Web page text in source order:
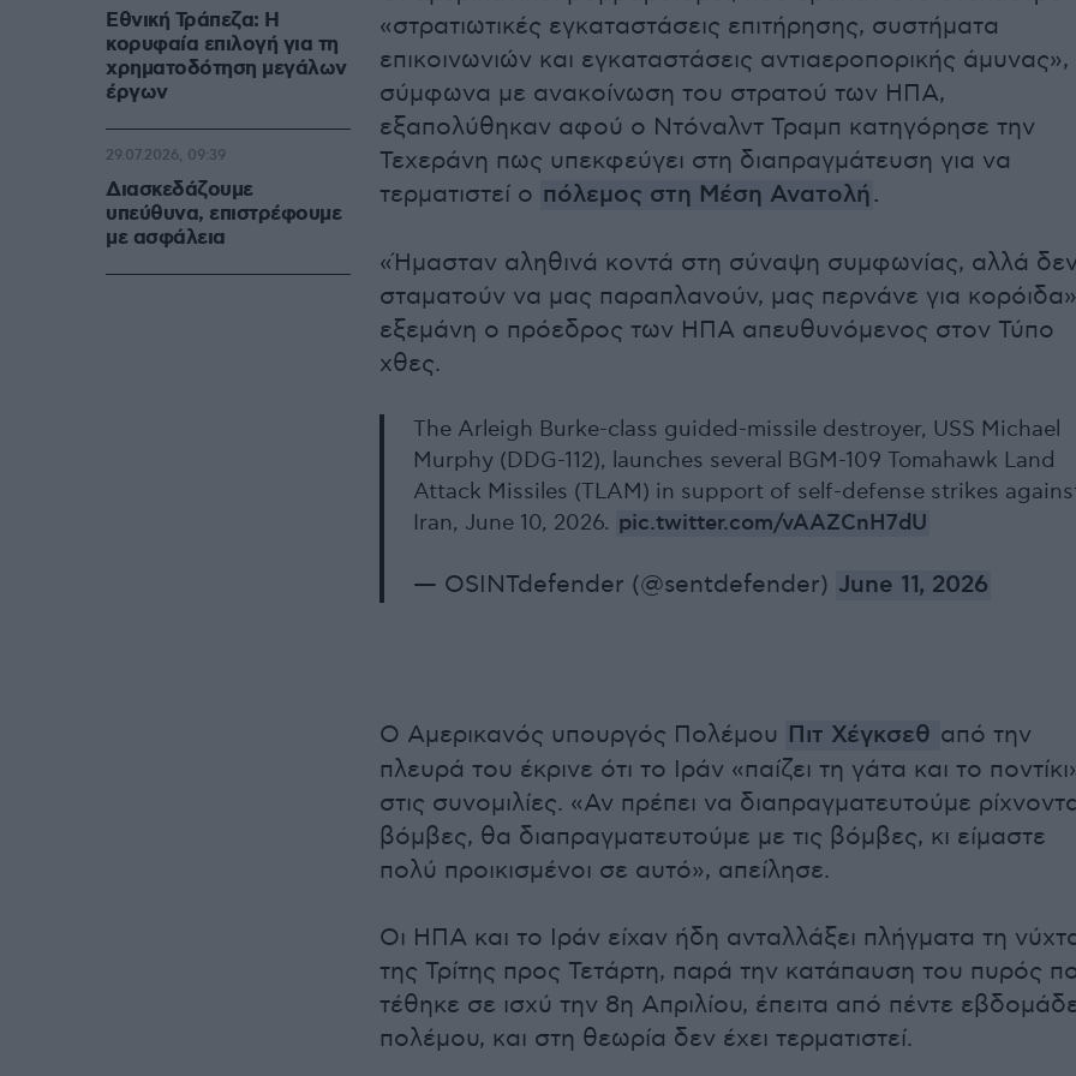
«στρατιωτικές εγκαταστάσεις επιτήρησης, συστήματα
επικοινωνιών και εγκαταστάσεις αντιαεροπορικής άμυνας»,
σύμφωνα με ανακοίνωση του στρατού των ΗΠΑ,
εξαπολύθηκαν αφού ο Ντόναλντ Τραμπ κατηγόρησε την
Τεχεράνη πως υπεκφεύγει στη διαπραγμάτευση για να
τερματιστεί ο πόλεμος στη Μέση Ανατολή.
«Ήμασταν αληθινά κοντά στη σύναψη συμφωνίας, αλλά
σταματούν να μας παραπλανούν, μας περνάνε για
εξεμάνη ο πρόεδρος των ΗΠΑ απευθυνόμενος στον Τύπο
χθες.
The Arleigh Burke-class guided-missile destroyer, USS Michael
Murphy (DDG-112), launches several BGM-109 Tomahawk Land
Attack Missiles (TLAM) in support of self-defense strikes
Iran, June 10, 2026. pic.twitter.com/vAAZCnH7dU
— OSINTdefender (@sentdefender) June 11, 2026
Ο Αμερικανός υπουργός Πολέμου Πιτ Χέγκσεθ από την
πλευρά του έκρινε ότι το Ιράν «παίζει τη γάτα και το
στις συνομιλίες. «Αν πρέπει να διαπραγματευτούμε
βόμβες, θα διαπραγματευτούμε με τις βόμβες, κι είμαστε
πολύ προικισμένοι σε αυτό», απείλησε.
Οι ΗΠΑ και το Ιράν είχαν ήδη ανταλλάξει πλήγματα τη
της Τρίτης προς Τετάρτη, παρά την κατάπαυση του πυρός
τέθηκε σε ισχύ την 8η Απριλίου, έπειτα από πέντε
πολέμου, και στη θεωρία δεν έχει τερματιστεί.
Εθνική Τράπεζα: Η
κορυφαία επιλογή για τη
χρηματοδότηση μεγάλων
έργων
Διασκεδάζουμε
υπεύθυνα, επιστρέφουμε
με ασφάλεια
29.07.2026, 09:39